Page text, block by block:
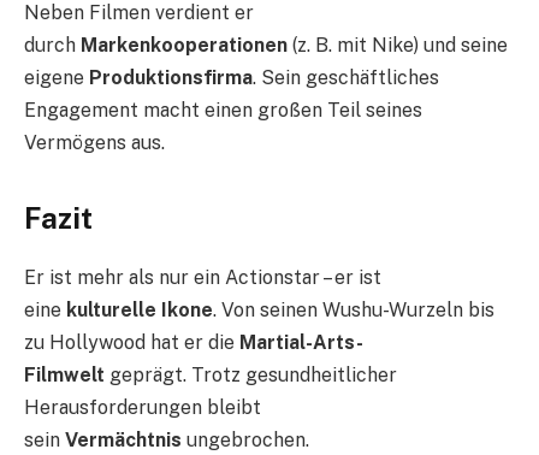
Neben Filmen verdient er
durch Markenkooperationen (z. B. mit Nike) und seine
eigene Produktionsfirma. Sein geschäftliches
Engagement macht einen großen Teil seines
Vermögens aus.
Fazit
Er ist mehr als nur ein Actionstar – er ist
eine kulturelle Ikone. Von seinen Wushu-Wurzeln bis
zu Hollywood hat er die Martial-Arts-
Filmwelt geprägt. Trotz gesundheitlicher
Herausforderungen bleibt
sein Vermächtnis ungebrochen.